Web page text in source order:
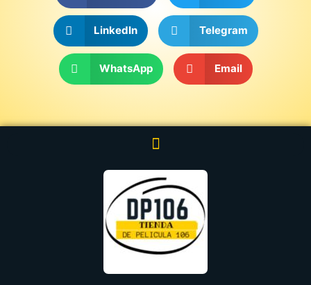
LinkedIn Telegram
WhatsApp Email